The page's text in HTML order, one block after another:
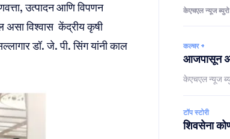
उत्पादन आणि विपणन
असा विश्वास केंद्रीय कृषी
डॉ. जे. पी. सिंग यांनी काल
केएचएल न्यूज ब्युरो
कल्चर +
आजपासून
केएचएल न्यूज
टॉप स्टोरी
शिवसेना